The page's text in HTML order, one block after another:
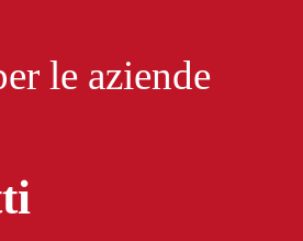
le aziende